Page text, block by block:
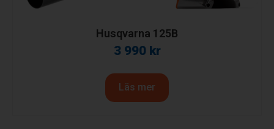
Husqvarna 125B
3 990 kr
Läs mer